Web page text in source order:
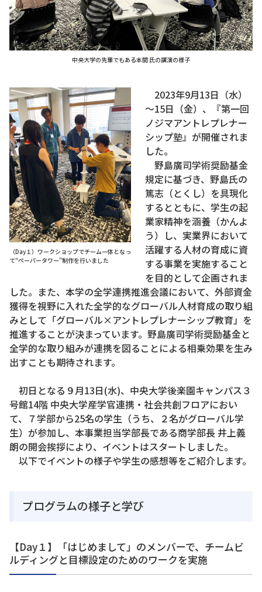
中央大学の先輩でもある本間 氏の講演の様子
（Day１）ワークショップでチーム一体となっ
て“ペーパータワー”制作を行いました
2023年9月13日（水）
～15日（金）、『第一回
ノジマアントレプレナー
シップ塾』が開催されま
した。
野島廣司学術奨励基金
規定に基づき、野島氏の
篤志（とくし）を具現化
するとともに、学生の起
業家精神を涵養（かんよ
う）し、実業界において
活躍する人材の育成に資
する事業を実施すること
を目的として企画されま
した。また、本学の全学連携推進会議において、外部資金
獲得を視野に入れた全学的なグローバル人材育成の取り組
みとして「グローバル×アントレプレナーシップ教育」を
推進することが決まっています。野島廣司学術奨励基金と
全学的な取り組みが連携を図ることによる相乗効果を生み
出すことも期待されます。
初日となる９月13日(水)、中央大学後楽園キャンパス３
号館14階 中央大学産学官連携・社会共創フロアにおい
て、７学部から25名の学生（うち、２名がグローバル学
生）が参加し、本事業担当学部長である商学部長 井上義
朗の開会挨拶により、イベントはスタートしました。
以下でイベントの様子や学生の感想等をご紹介します。
プログラムの様子と学び
【Day１】「はじめまして」のメンバーで、チームビ
ルディングと目標設定のためのワークを実施